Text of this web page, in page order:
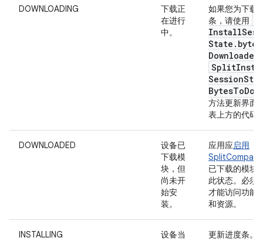
DOWNLOADING
下载正
在进行
中。
如果您为下载
条，请使用
Install
State . bytes
Split
Session
BytesTo
方法更新界面
表上方的代码
DOWNLOADED
设备已
下载模
块，但
尚未开
始安
装。
应用应启用
SplitCompat
已下载的模块
此状态。必须
才能访问功能
和资源。
INSTALLING
设备当
更新进度条。